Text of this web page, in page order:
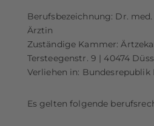
Berufsbezeichnung: Dr.
Ärztin
Zuständige Kammer:
Tersteegenstr. 9 | 40474
Verliehen in: Bundesrepublik
Es gelten folgende